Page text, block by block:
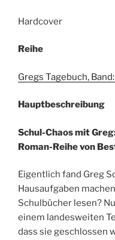
Hardcover
Reihe
Gregs Tagebuch,
Hauptbeschreibung
Schul-Chaos mit
Roman-Reihe von
Eigentlich fand Greg
Hausaufgaben
Schulbücher lesen?
einem landesweiten
dass sie geschlossen